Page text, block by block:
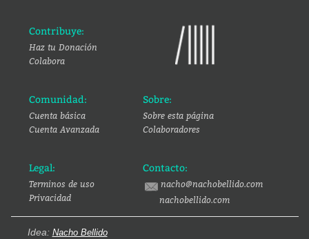
Contribuye:
Haz tu Donación
Colabora
Comunidad:
Cuenta básica
Cuenta Avanzada
Sobre:
Sobre esta página
Colaboradores
Legal:
Terminos de uso
Privacidad
Contacto:
nacho@nachobellido.com
nachobellido.com
Idea: Nacho Bellido